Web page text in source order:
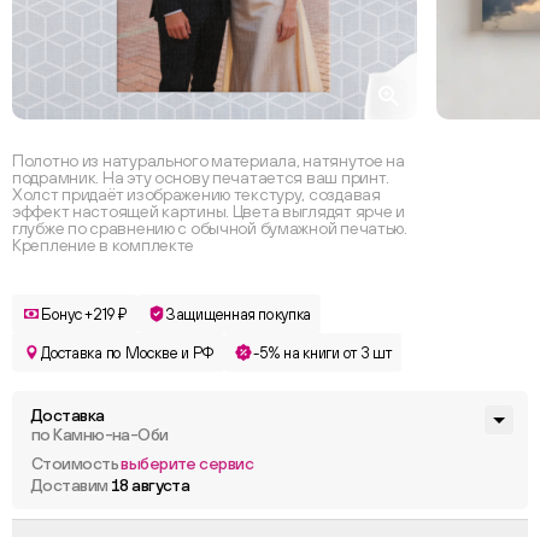
Полотно из натурального материала, натянутое на
подрамник. На эту основу печатается ваш принт.
Холст придаёт изображению текстуру, создавая
эффект настоящей картины. Цвета выглядят ярче и
глубже по сравнению с обычной бумажной печатью.
Крепление в комплекте
Бонус +219 ₽ Защищенная покупка
Доставка по Москве и РФ -5% на книги от 3 шт
Доставка
по Камню-на-Оби
Стоимостьвыберите сервис
Доставим 18 августа